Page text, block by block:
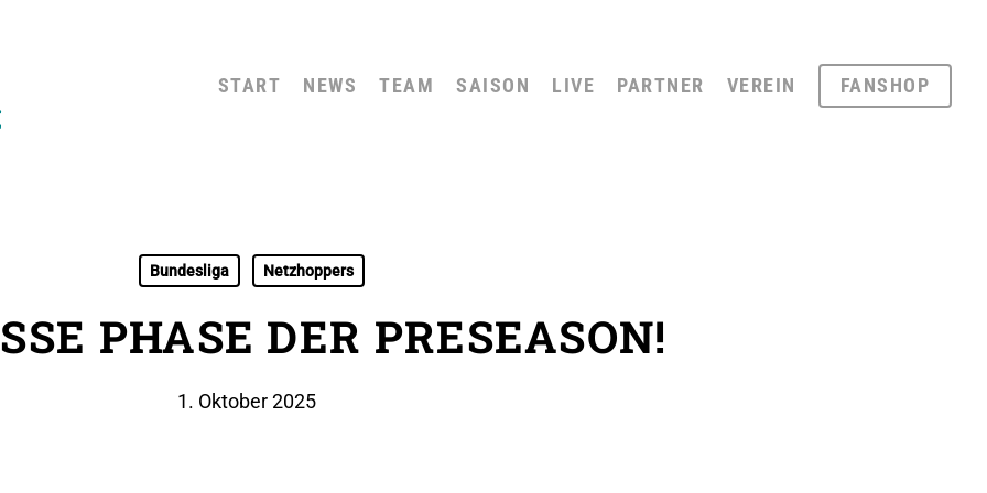
START NEWS TEAM SAISON LIVE PARTNER VEREIN FANSHOP
Bundesliga Netzhoppers
PHASE DER PRESEASON!
1. Oktober 2025